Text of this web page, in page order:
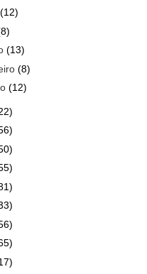
(12)
(13)
(8)
(12)